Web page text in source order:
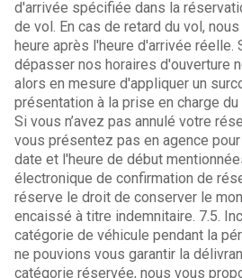
d'arrivée spécifiée dans la
de vol. En cas de retard du vol,
heure après l'heure d'arrivée réelle.
dépasser nos horaires d'ouverture
alors en mesure d'appliquer un
présentation à la prise en charge
Si vous n’avez pas annulé votre
vous présentez pas en agence
date et l'heure de début
électronique de confirmation de
réserve le droit de conserver le
encaissé à titre indemnitaire. 7.5.
catégorie de véhicule pendant la
ne pouvions vous garantir la
catégorie réservée, nous vous